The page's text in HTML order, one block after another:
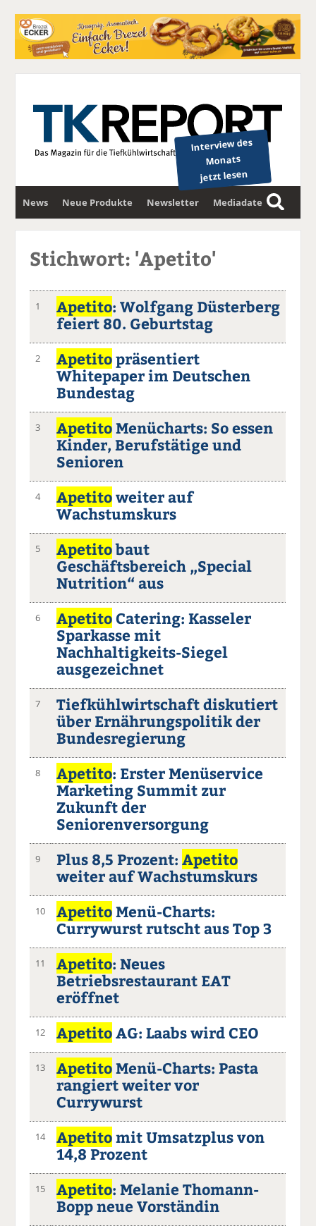
Interview des
Monats
jetzt lesen
News Neue Produkte Newsletter Mediadaten
S
u
Stichwort: 'Apetito'
1 Apetito: Wolfgang Düsterberg
feiert 80. Geburtstag
2 Apetitopräsentiert
Whitepaper im Deutschen
Bundestag
3 ApetitoMenücharts: So essen
Kinder, Berufstätige und
Senioren
4 Apetitoweiter auf
Wachstumskurs
5 Apetitobaut
Geschäftsbereich „Special
Nutrition“ aus
6 ApetitoCatering: Kasseler
Sparkasse mit
Nachhaltigkeits-Siegel
ausgezeichnet
7
Tiefkühlwirtschaft diskutiert
über Ernährungspolitik der
Bundesregierung
8 Apetito: Erster Menüservice
Marketing Summit zur
Zukunft der
Seniorenversorgung
9 Plus 8,5 Prozent:Apetito
weiter auf Wachstumskurs
10 ApetitoMenü-Charts:
Currywurst rutscht aus Top 3
11 Apetito: Neues
Betriebsrestaurant EAT
eröffnet
12 ApetitoAG: Laabs wird CEO
13 ApetitoMenü-Charts: Pasta
rangiert weiter vor
Currywurst
14 Apetitomit Umsatzplus von
14,8 Prozent
15 Apetito: Melanie Thomann-
Bopp neue Vorständin